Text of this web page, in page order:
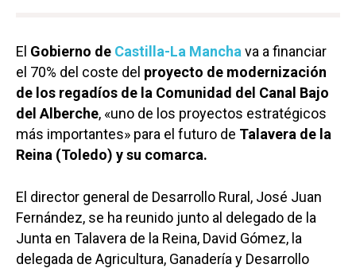
El Gobierno de Castilla-La Mancha va a financiar
el 70% del coste del proyecto de modernización
de los regadíos de la Comunidad del Canal Bajo
del Alberche, «uno de los proyectos estratégicos
más importantes» para el futuro de Talavera de la
Reina (Toledo) y su comarca.
El director general de Desarrollo Rural, José Juan
Fernández, se ha reunido junto al delegado de la
Junta en Talavera de la Reina, David Gómez, la
delegada de Agricultura, Ganadería y Desarrollo